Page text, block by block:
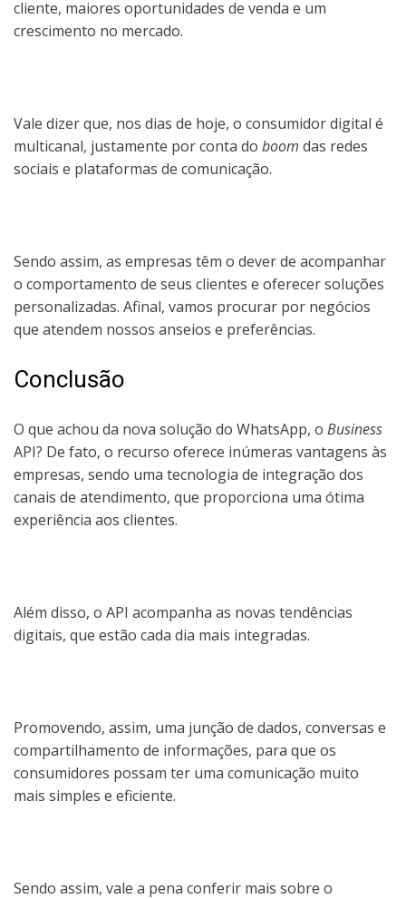
cliente, maiores oportunidades de venda e um
crescimento no mercado.
Vale dizer que, nos dias de hoje, o consumidor digital é
multicanal, justamente por conta do boom das redes
sociais e plataformas de comunicação.
Sendo assim, as empresas têm o dever de acompanhar
o comportamento de seus clientes e oferecer soluções
personalizadas. Afinal, vamos procurar por negócios
que atendem nossos anseios e preferências.
Conclusão
O que achou da nova solução do WhatsApp, o Business
API? De fato, o recurso oferece inúmeras vantagens às
empresas, sendo uma tecnologia de integração dos
canais de atendimento, que proporciona uma ótima
experiência aos clientes.
Além disso, o API acompanha as novas tendências
digitais, que estão cada dia mais integradas.
Promovendo, assim, uma junção de dados, conversas e
compartilhamento de informações, para que os
consumidores possam ter uma comunicação muito
mais simples e eficiente.
Sendo assim, vale a pena conferir mais sobre o